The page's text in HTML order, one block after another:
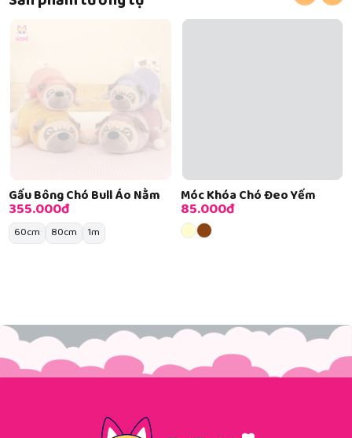
Gấu Bông Chó Bull Áo Nằm
355.000đ
60cm 80cm 1m
Móc Khóa Chó Đeo Yếm
85.000đ